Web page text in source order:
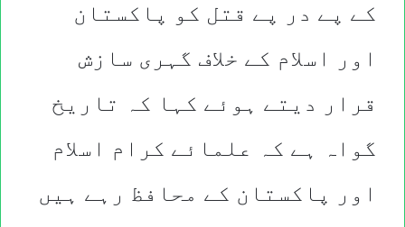
کے پے در پے قتل کو پاکستان
اور اسلام کے خلاف گہری سازش
قرار دیتے ہوئے کہا کہ تاریخ
گواہ ہے کہ علمائے کرام اسلام
اور پاکستان کے محافظ رہے ہیں